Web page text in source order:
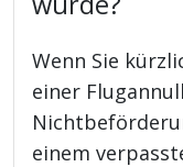
Wenn Sie
einer
einem